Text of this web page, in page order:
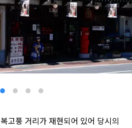
고풍 거리가 재현되어 있어 당시의